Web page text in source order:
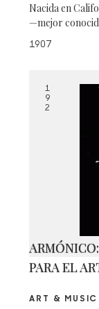
Nacida en
—mejor
1907
1
9
2
PARA EL
ART & MUSIC